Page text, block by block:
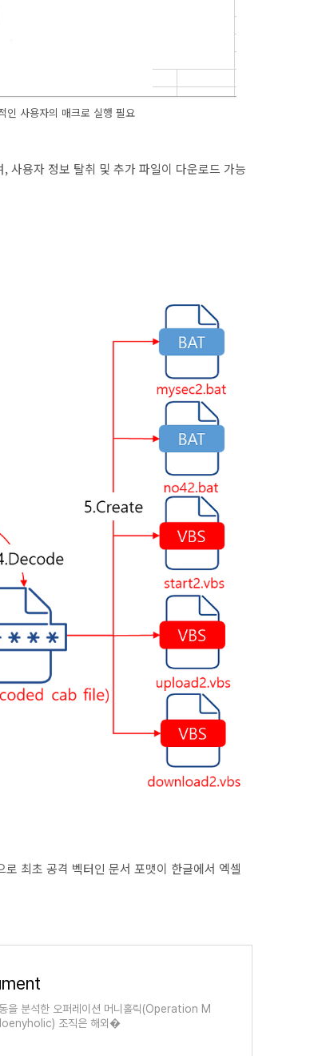
인 사용자의 매크로 실행 필요
사용자 정보 탈취 및 추가 파일이 다운로드 가능
최초 공격 벡터인 문서 포맷이 한글에서 엑셀
을 분석한 오퍼레이션 머니홀릭(Operation M
조직은 해외�